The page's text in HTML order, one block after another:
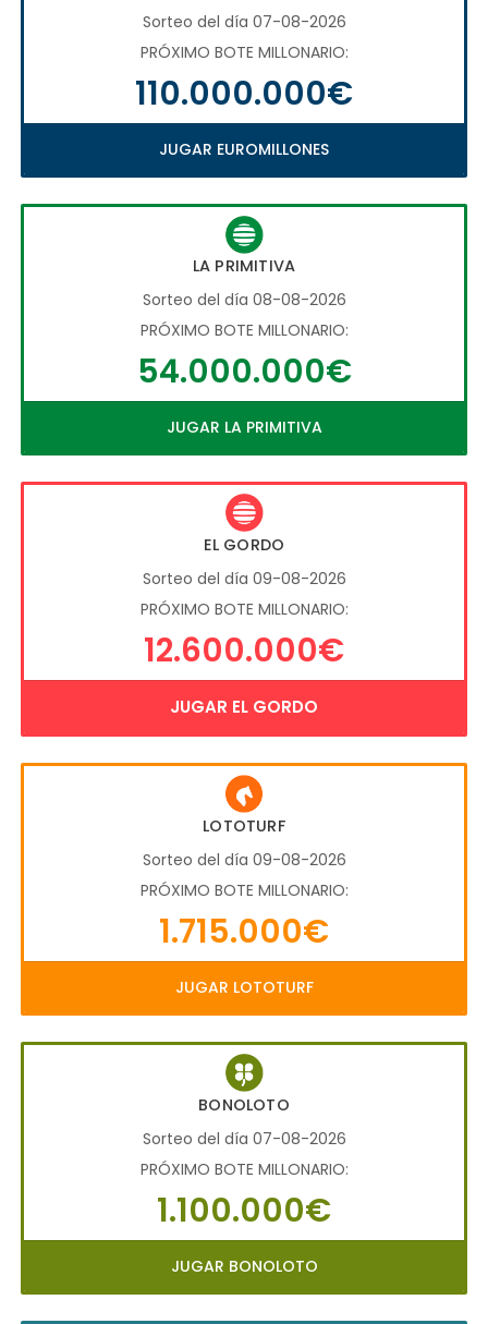
Sorteo del día 07-08-2026
PRÓXIMO BOTE MILLONARIO:
110.000.000€
JUGAR EUROMILLONES
LA PRIMITIVA
Sorteo del día 08-08-2026
PRÓXIMO BOTE MILLONARIO:
54.000.000€
JUGAR LA PRIMITIVA
EL GORDO
Sorteo del día 09-08-2026
PRÓXIMO BOTE MILLONARIO:
12.600.000€
JUGAR EL GORDO
LOTOTURF
Sorteo del día 09-08-2026
PRÓXIMO BOTE MILLONARIO:
1.715.000€
JUGAR LOTOTURF
BONOLOTO
Sorteo del día 07-08-2026
PRÓXIMO BOTE MILLONARIO:
1.100.000€
JUGAR BONOLOTO